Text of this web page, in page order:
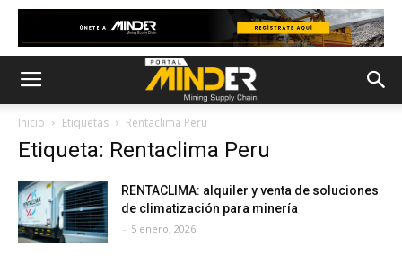
Inicio Etiquetas Rentaclima Peru
Etiqueta: Rentaclima Peru
RENTACLIMA: alquiler y venta de soluciones
de climatización para minería
- 5 enero, 2026